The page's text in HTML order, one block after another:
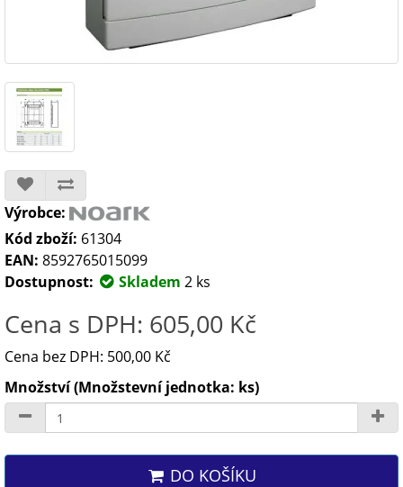
Výrobce:
Kód zboží: 61304
EAN: 8592765015099
Dostupnost:
Skladem 2 ks
Cena s DPH: 605,00 Kč
Cena bez DPH: 500,00 Kč
Množství (Množstevní jednotka: ks)
DO KOŠÍKU